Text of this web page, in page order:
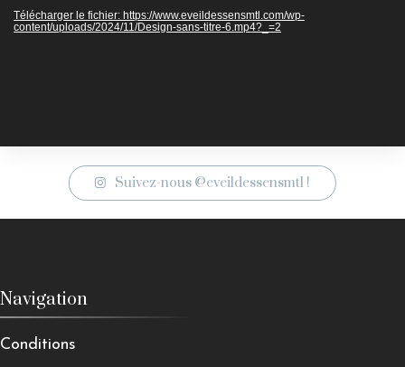
Télécharger le fichier: https://www.eveildessensmtl.com/wp-
content/uploads/2024/11/Design-sans-titre-6.mp4?_=2
Suivez-nous @eveildessensmtl !
Navigation
Conditions